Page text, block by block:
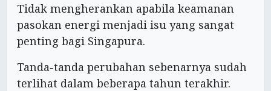
Tidak mengherankan apabila keamanan
pasokan energi menjadi isu yang sangat
penting bagi Singapura.
Tanda-tanda perubahan sebenarnya sudah
terlihat dalam beberapa tahun terakhir.